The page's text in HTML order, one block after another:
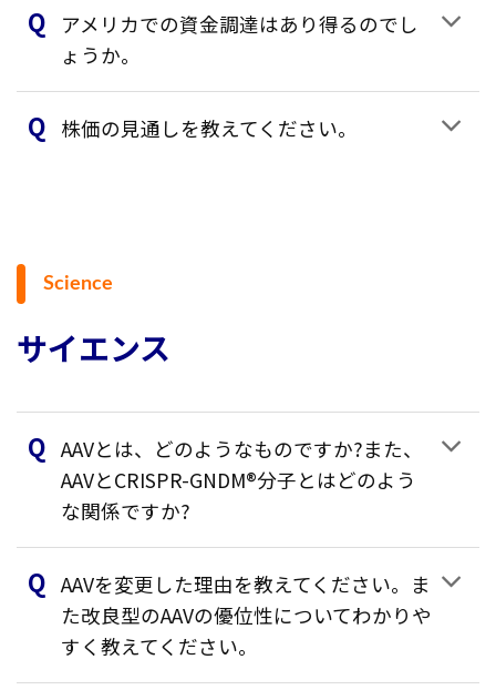
アメリカでの資金調達はあり得るのでし
ょうか。
株価の見通しを教えてください。
Science
サイエンス
AAVとは、どのようなものですか?また、
AAVとCRISPR-GNDM®分子とはどのよう
な関係ですか?
AAVを変更した理由を教えてください。ま
た改良型のAAVの優位性についてわかりや
すく教えてください。